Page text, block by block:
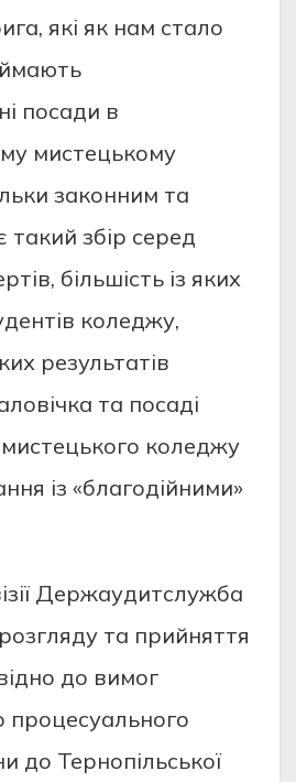
які як нам стало
посади в
мистецькому
законним та
збір серед
більшість із яких
коледжу,
результатів
та посаді
коледжу
із «благодійними»
Держаудитслужба
та прийняття
до вимог
процесуального
до Тернопільської